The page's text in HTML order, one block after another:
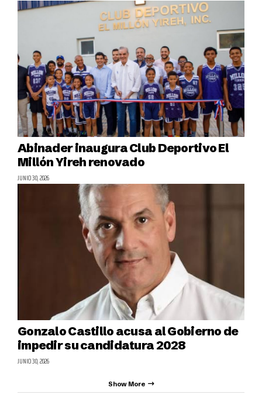
Abinader inaugura Club Deportivo El
Millón Yireh renovado
JUNIO 30, 2026
Gonzalo Castillo acusa al Gobierno de
impedir su candidatura 2028
JUNIO 30, 2026
Show More